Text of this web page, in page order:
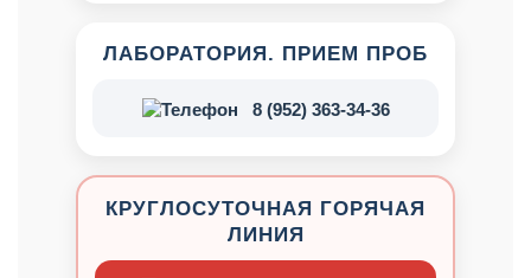
ЛАБОРАТОРИЯ. ПРИЕМ ПРОБ
8 (952) 363-34-36
КРУГЛОСУТОЧНАЯ ГОРЯЧАЯ
ЛИНИЯ